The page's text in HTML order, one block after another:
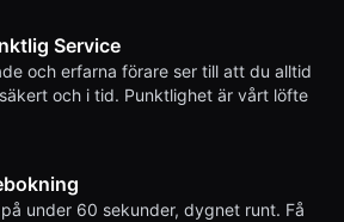
Service
och erfarna förare ser till att du alltid
och i tid. Punktlighet är vårt löfte
under 60 sekunder, dygnet runt. Få